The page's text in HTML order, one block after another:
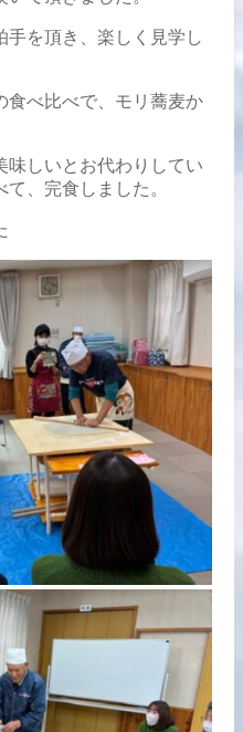
手を頂き、楽しく見学し
食べ比べで、モリ蕎麦か
味しいとお代わりしてい
、完食しました。